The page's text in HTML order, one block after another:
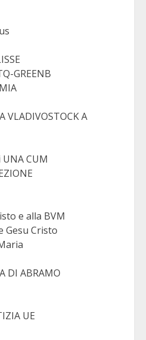
GREENB
VLADIVOSTOCK A
CUM
e alla BVM
Gesu Cristo
DI ABRAMO
UE